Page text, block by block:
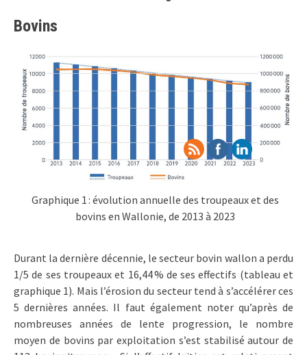
Bovins
Graphique 1 : évolution annuelle des troupeaux et des
bovins en Wallonie, de 2013 à 2023
Durant la dernière décennie, le secteur bovin wallon a perdu
1/5 de ses troupeaux et 16,44 % de ses effectifs (tableau et
graphique 1). Mais l’érosion du secteur tend à s’accélérer ces
5 dernières années. Il faut également noter qu’après de
nombreuses années de lente progression, le nombre
moyen de bovins par exploitation s’est stabilisé autour de